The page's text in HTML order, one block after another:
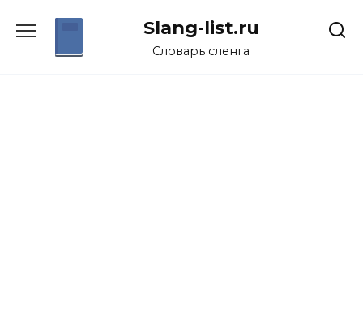
Slang-list.ru
Словарь сленга